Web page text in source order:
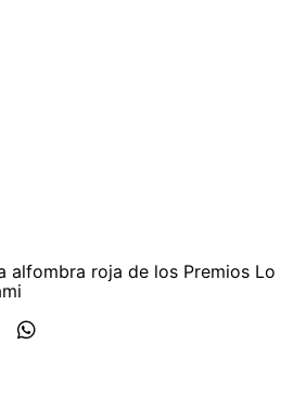
alfombra roja de los Premios Lo